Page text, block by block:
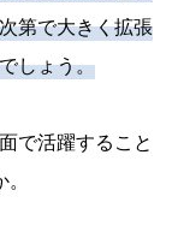
第で大きく拡張
しょう。
で活躍すること